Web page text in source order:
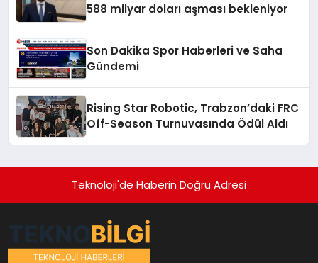
588 milyar doları aşması bekleniyor
Son Dakika Spor Haberleri ve Saha
Gündemi
Rising Star Robotic, Trabzon’daki FRC
Off-Season Turnuvasında Ödül Aldı
Teknoloji'de Haberin Doğru Adresi